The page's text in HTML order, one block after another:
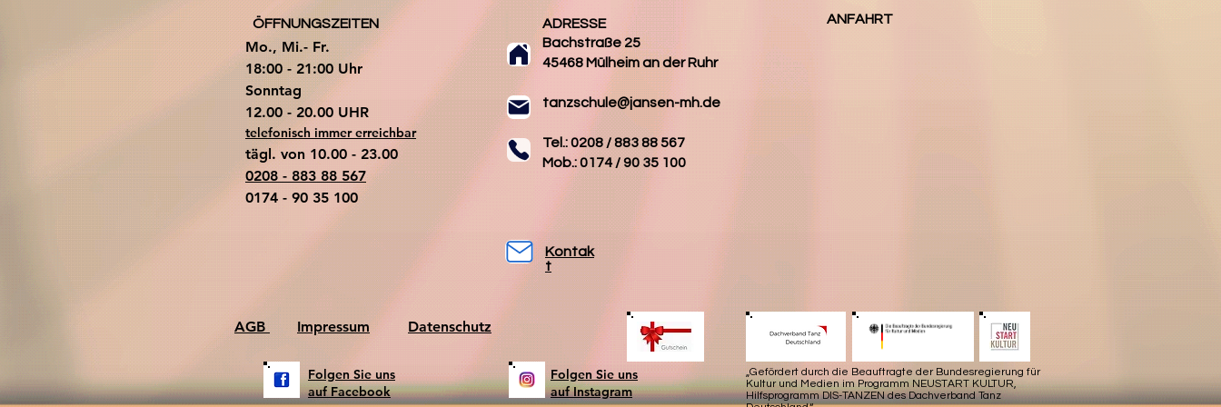
ÖFFNUNGSZEITEN
Mo., Mi.- Fr.
18:00 - 21:00 Uhr
​Sonntag
​12.00 - 20.00 UHR
telefonisch immer erreichbar
tägl. von 10.00 - 23.00
0208 - 883 88 567
0174 - 90 35 100
ADRESSE
Bachstraße 25
45468 Mülheim an der Ruhr
tanzschule@jansen-mh.de
Tel.: 0208 / 883 88 567
Mob.: 0174 / 90 35 100
ANFAHRT
Kontak
t
AGB Impressum
Folgen Sie uns
auf Facebook
Datenschutz
Folgen Sie uns
auf Instagram
„Gefördert durch die Beauftragte der Bundesregierung für
Kultur und Medien im Programm NEUSTART KULTUR,
Hilfsprogramm DIS-TANZEN des Dachverband Tanz